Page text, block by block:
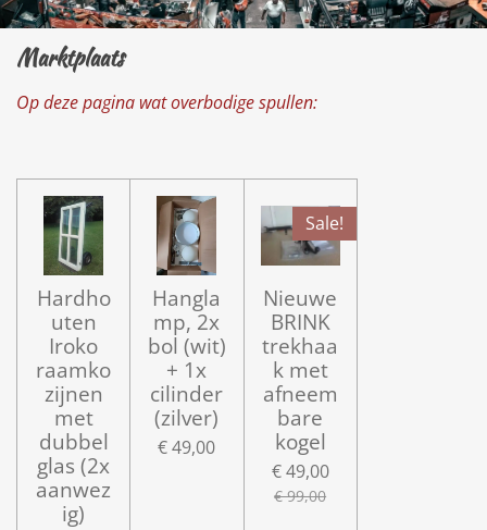
Marktplaats
Op deze pagina wat overbodige spullen:
Hardho
uten
Iroko
raamko
zijnen
met
dubbel
glas (2x
aanwez
ig)
Hangla
mp, 2x
bol (wit)
+ 1x
cilinder
(zilver)
€ 49,00
Sale!
Nieuwe
BRINK
trekhaa
k met
afneem
bare
kogel
€ 49,00
€ 99,00